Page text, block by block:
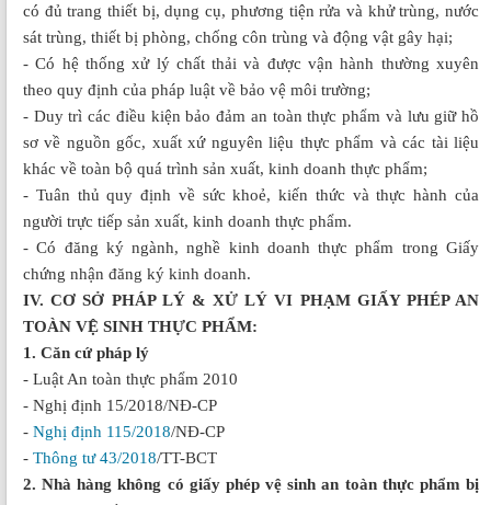
có đủ trang thiết bị, dụng cụ, phương tiện rửa và khử trùng, nước
sát trùng, thiết bị phòng, chống côn trùng và động vật gây hại;
- Có hệ thống xử lý chất thải và được vận hành thường xuyên
theo quy định của pháp luật về bảo vệ môi trường;
- Duy trì các điều kiện bảo đảm an toàn thực phẩm và lưu giữ hồ
sơ về nguồn gốc, xuất xứ nguyên liệu thực phẩm và các tài liệu
khác về toàn bộ quá trình sản xuất, kinh doanh thực phẩm;
- Tuân thủ quy định về sức khoẻ, kiến thức và thực hành của
người trực tiếp sản xuất, kinh doanh thực phẩm.
- Có đăng ký ngành, nghề kinh doanh thực phẩm trong Giấy
chứng nhận đăng ký kinh doanh.
IV. CƠ SỞ PHÁP LÝ & XỬ LÝ VI PHẠM GIẤY PHÉP AN
TOÀN VỆ SINH THỰC PHẨM:
1. Căn cứ pháp lý
- Luật An toàn thực phẩm 2010
- Nghị định 15/2018/NĐ-CP
- Nghị định 115/2018/NĐ-CP
- Thông tư 43/2018/TT-BCT
2. Nhà hàng không có giấy phép vệ sinh an toàn thực phẩm bị